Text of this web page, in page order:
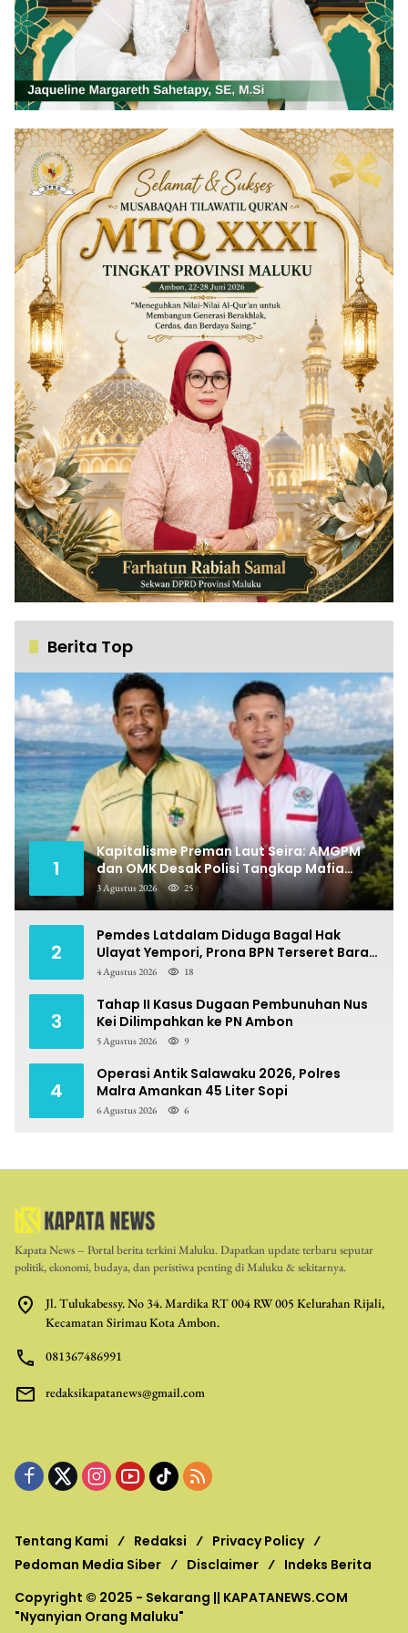
Berita Top
1
Kapitalisme Preman Laut Seira: AMGPM
dan OMK Desak Polisi Tangkap Mafia
Pungli
3 Agustus 2026 25
2
Pemdes Latdalam Diduga Bagal Hak
Ulayat Yempori, Prona BPN Terseret Bara
Sengketa
4 Agustus 2026 18
3
Tahap II Kasus Dugaan Pembunuhan Nus
Kei Dilimpahkan ke PN Ambon
5 Agustus 2026 9
4
Operasi Antik Salawaku 2026, Polres
Malra Amankan 45 Liter Sopi
6 Agustus 2026 6
Kapata News – Portal berita terkini Maluku. Dapatkan update terbaru seputar
politik, ekonomi, budaya, dan peristiwa penting di Maluku & sekitarnya.
Jl. Tulukabessy. No 34. Mardika RT 004 RW 005 Kelurahan Rijali,
Kecamatan Sirimau Kota Ambon.
081367486991
redaksikapatanews@gmail.com
Tentang Kami Redaksi
Privacy Policy
Pedoman Media Siber
Disclaimer
Indeks Berita
Copyright © 2025 - Sekarang || KAPATANEWS.COM
"Nyanyian Orang Maluku"